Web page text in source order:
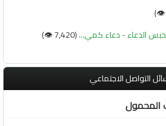
الدعاء - دعاء كمي...(7,420 👁️)
التواصل الاجتماعي
المحمول